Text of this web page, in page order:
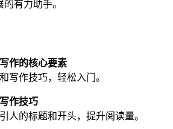
有力助手。
作的核心要素
写作技巧，轻松入门。
作技巧
人的标题和开头，提升阅读量。